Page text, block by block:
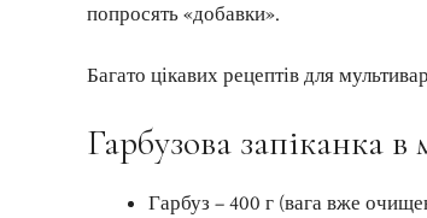
попросять «добавки».
Багато цікавих рецептів для
Гарбузова запіканка
Гарбуз – 400 г (вага вже